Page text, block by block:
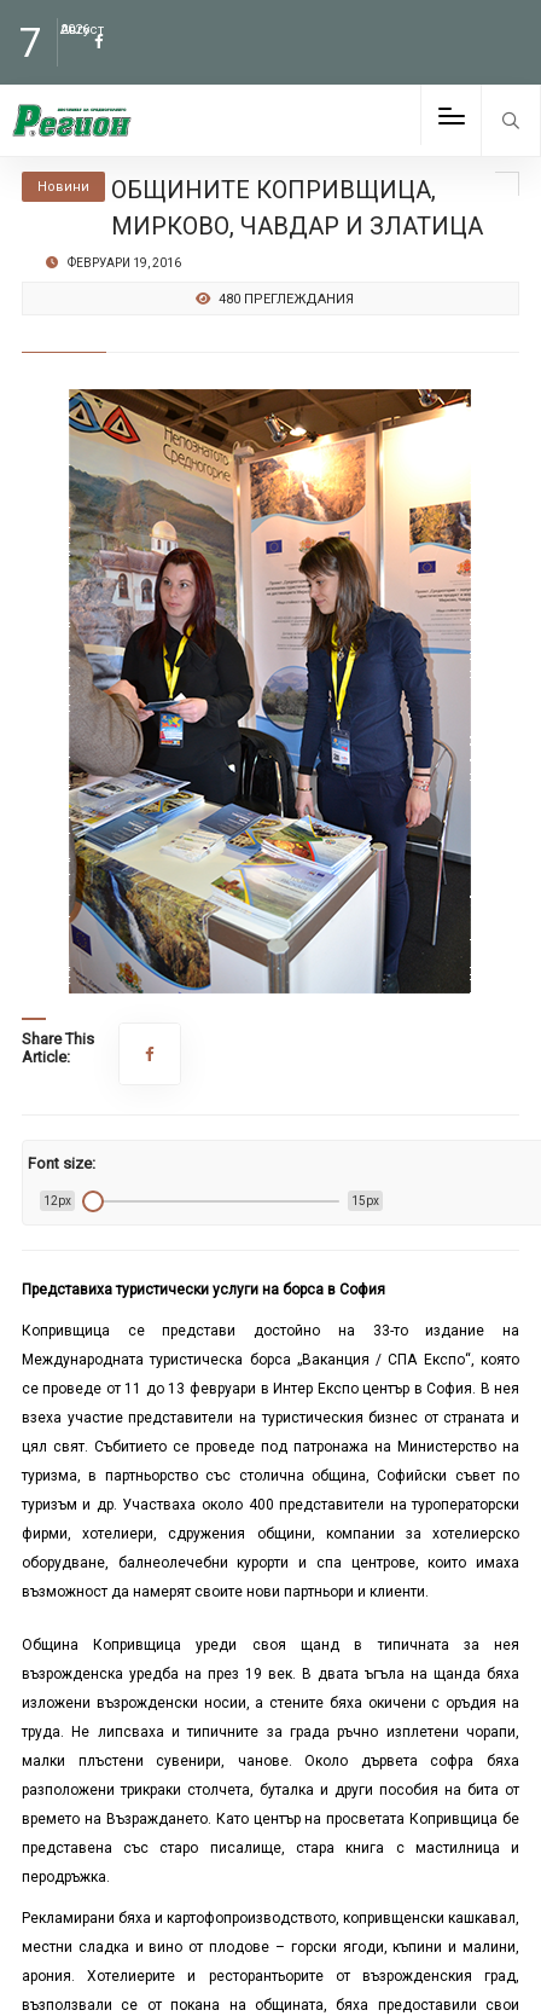
7 Август
2026
Новини
ОБЩИНИТЕ КОПРИВЩИЦА,
МИРКОВО, ЧАВДАР И ЗЛАТИЦА
ФЕВРУАРИ 19, 2016
480 ПРЕГЛЕЖДАНИЯ
Share This
Article:
Font size:
12px 15px
Представиха туристически услуги на борса в София
Копривщица се представи достойно на 33-то издание на
Международната туристическа борса „Ваканция / СПА Експо“, която
се проведе от 11 до 13 февруари в Интер Експо център в София. В нея
взеха участие представители на туристическия бизнес от страната и
цял свят. Събитието се проведе под патронажа на Министерство на
туризма, в партньорство със столична община, Софийски съвет по
туризъм и др. Участваха около 400 представители на туроператорски
фирми, хотелиери, сдружения общини, компании за хотелиерско
оборудване, балнеолечебни курорти и спа центрове, които имаха
възможност да намерят своите нови партньори и клиенти.
Община Копривщица уреди своя щанд в типичната за нея
възрожденска уредба на през 19 век. В двата ъгъла на щанда бяха
изложени възрожденски носии, а стените бяха окичени с оръдия на
труда. Не липсваха и типичните за града ръчно изплетени чорапи,
малки плъстени сувенири, чанове. Около дървета софра бяха
разположени трикраки столчета, буталка и други пособия на бита от
времето на Възраждането. Като център на просветата Копривщица бе
представена със старо писалище, стара книга с мастилница и
перодръжка.
Рекламирани бяха и картофопроизводството, копривщенски кашкавал,
местни сладка и вино от плодове – горски ягоди, къпини и малини,
арония. Хотелиерите и ресторантьорите от възрожденския град,
възползвали се от покана на общината, бяха предоставили свои